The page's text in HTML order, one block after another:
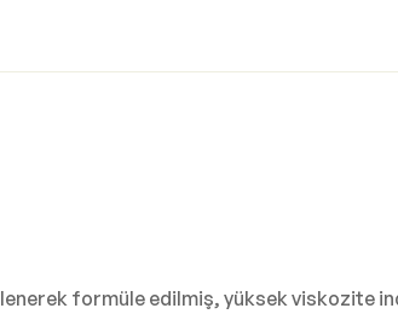
formüle edilmiş, yüksek viskozite